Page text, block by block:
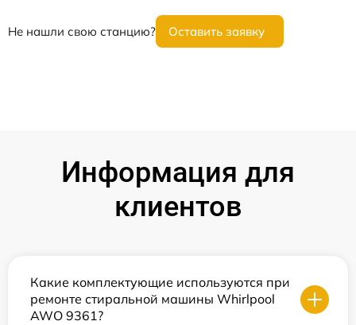
Не нашли свою станцию? Оставить заявку
Информация для
клиентов
Какие комплектующие используются при
ремонте стиральной машины Whirlpool
AWO 9361?